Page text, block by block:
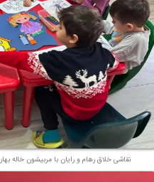
نقاشی خلاق رهام و رایان با مربیشون خاله بهار